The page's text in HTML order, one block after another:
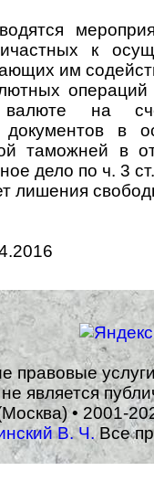
к
им
на
документов в
таможней в
дело по ч. 3
лишения
правовые
является
• 2001-
В. Ч.Все